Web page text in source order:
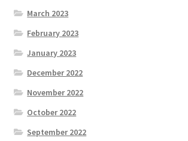
March 2023
February 2023
January 2023
December 2022
November 2022
October 2022
September 2022